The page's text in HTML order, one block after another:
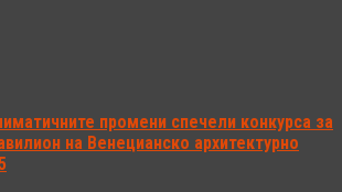
промени спечели конкурса за
на Венецианско архитектурно